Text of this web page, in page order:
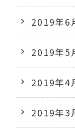
2019年6
2019年5
2019年4
2019年3